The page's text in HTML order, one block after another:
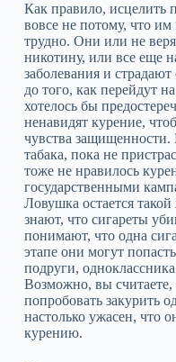
Как правило, исцелить
вовсе не потому, что им
трудно. Они или не
никотину, или все еще
заболевания и
до того, как перейдут
хотелось бы
ненавидят курение,
чувства защищенности.
табака, пока не
тоже не нравилось
государственными
Ловушка остается
знают, что сигареты
понимают, что одна
этапе они могут
подруги,
Возможно, вы
попробовать закурить
настолько ужасен, что
курению.